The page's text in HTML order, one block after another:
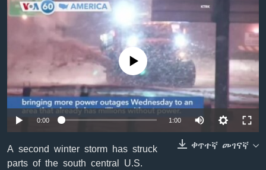
ይዘት
እለፍLearning English
ቋንቋዎች
No media source currently available
0:00 1:00
ቀጥተኛ መገናኛ
A second winter storm has struck
parts of the south central U.S.